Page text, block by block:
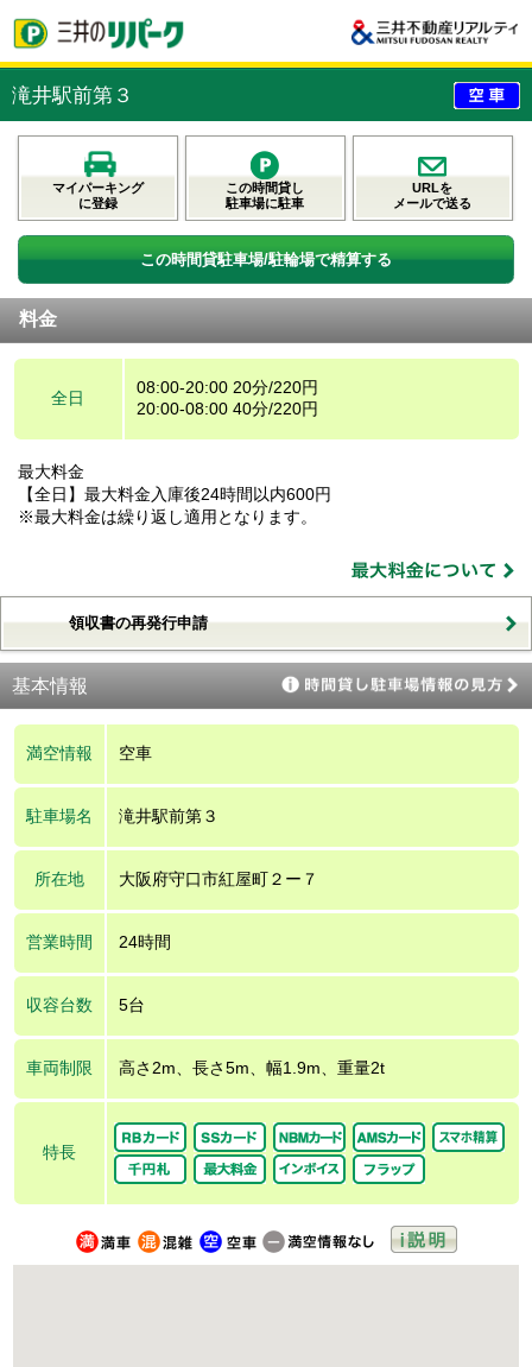
滝井駅前第３
マイパーキング
に登録
この時間貸し
駐車場に駐車
URLを
メールで送る
この時間貸駐車場/駐輪場で精算する
料金
全日
08:00-20:00 20分/220円
20:00-08:00 40分/220円
最大料金
【全日】最大料金入庫後24時間以内600円
※最大料金は繰り返し適用となります。
領収書の再発行申請
基本情報
満空情報 空車
駐車場名 滝井駅前第３
所在地 大阪府守口市紅屋町２ー７
営業時間 24時間
収容台数 5台
車両制限 高さ2m、長さ5m、幅1.9m、重量2t
特長